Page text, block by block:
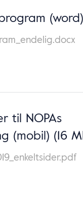
(word)
til NOPAs
(mobil) (16